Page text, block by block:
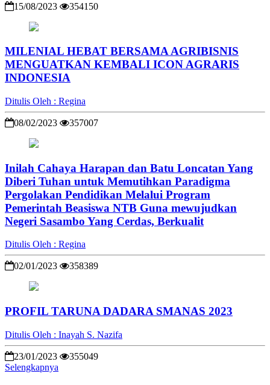
15/08/2023 354150
MILENIAL HEBAT BERSAMA AGRIBISNIS
MENGUATKAN KEMBALI ICON AGRARIS
INDONESIA
Ditulis Oleh : Regina
08/02/2023 357007
Inilah Cahaya Harapan dan Batu Loncatan Yang
Diberi Tuhan untuk Memutihkan Paradigma
Pergolakan Pendidikan Melalui Program
Pemerintah Beasiswa NTB Guna mewujudkan
Negeri Sasambo Yang Cerdas, Berkualit
Ditulis Oleh : Regina
02/01/2023 358389
PROFIL TARUNA DADARA SMANAS 2023
Ditulis Oleh : Inayah S. Nazifa
23/01/2023
355049
Selengkapnya